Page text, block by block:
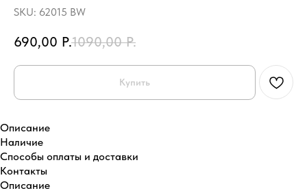
SKU: 62015 BW
690,00 Р.1090,00 Р.
Купить
Описание
Наличие
Способы оплаты и доставки
Контакты
Описание